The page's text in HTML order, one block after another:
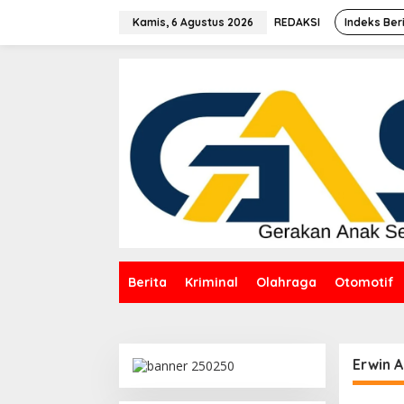
Kamis, 6 Agustus 2026 REDAKSI Indeks
Berita Kriminal Olahraga Otomotif
Erwin